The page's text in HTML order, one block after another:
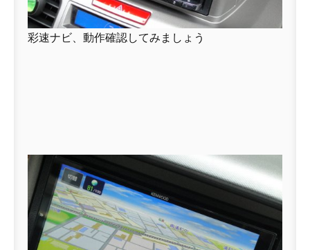
彩速ナビ、動作確認してみましょう